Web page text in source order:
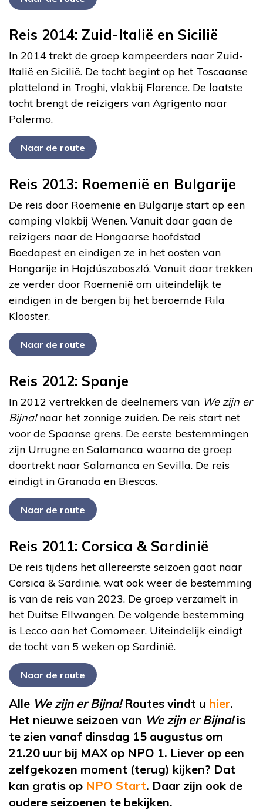
Reis 2014: Zuid-Italië en Sicilië
In 2014 trekt de groep kampeerders naar Zuid-
Italië en Sicilië. De tocht begint op het Toscaanse
platteland in Troghi, vlakbij Florence. De laatste
tocht brengt de reizigers van Agrigento naar
Palermo.
Naar de route
Reis 2013: Roemenië en Bulgarije
De reis door Roemenië en Bulgarije start op een
camping vlakbij Wenen. Vanuit daar gaan de
reizigers naar de Hongaarse hoofdstad
Boedapest en eindigen ze in het oosten van
Hongarije in Hajdúszoboszló. Vanuit daar trekken
ze verder door Roemenië om uiteindelijk te
eindigen in de bergen bij het beroemde Rila
Klooster.
Naar de route
Reis 2012: Spanje
In 2012 vertrekken de deelnemers van We zijn er
Bijna!naar het zonnige zuiden. De reis start net
voor de Spaanse grens. De eerste bestemmingen
zijn Urrugne en Salamanca waarna de groep
doortrekt naar Salamanca en Sevilla. De reis
eindigt in Granada en Biescas.
Naar de route
Reis 2011: Corsica & Sardinië
De reis tijdens het allereerste seizoen gaat naar
Corsica & Sardinië, wat ook weer de bestemming
is van de reis van 2023. De groep verzamelt in
het Duitse Ellwangen. De volgende bestemming
is Lecco aan het Comomeer. Uiteindelijk eindigt
de tocht van 5 weken op Sardinië.
Naar de route
Alle We zijn er Bijna!Routes vindt u hier.
Het nieuwe seizoen van We zijn er Bijna!is
te zien vanaf dinsdag 15 augustus om
21.20 uur bij MAX op NPO 1. Liever op een
zelfgekozen moment (terug) kijken? Dat
kan gratis op NPO Start. Daar zijn ook de
oudere seizoenen te bekijken.